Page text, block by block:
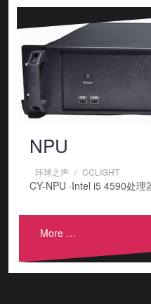
NPU
环球之声 CCLIGHT
CY-NPU ·Intel i5 4590处
More …